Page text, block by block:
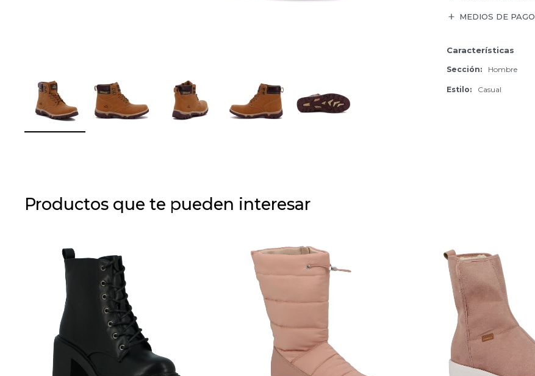
MEDIOS DE PAGO
Características
Sección Hombre
Estilo Casual
Productos que te pueden interesar